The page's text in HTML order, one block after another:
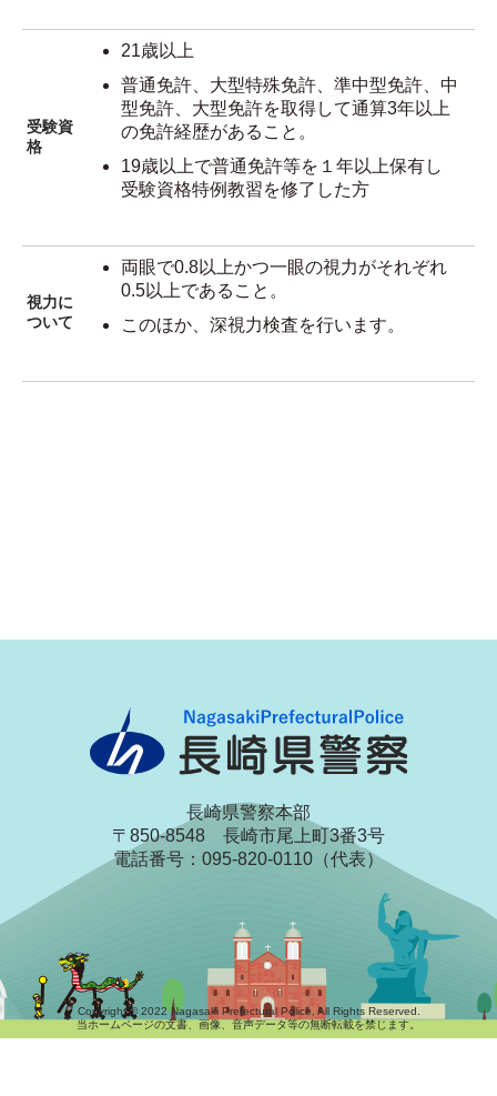
受験資
格
21歳以上
普通免許、大型特殊免許、準中型免許、中
型免許、大型免許を取得して通算3年以上
の免許経歴があること。
19歳以上で普通免許等を１年以上保有し
受験資格特例教習を修了した方
視力に
ついて
両眼で0.8以上かつ一眼の視力がそれぞれ
0.5以上であること。
このほか、深視力検査を行います。
長崎県警察本部
〒850-8548 長崎市尾上町3番3号
電話番号：095-820-0110（代表）
Copyright © 2022 Nagasaki Prefectural Police, All Rights Reserved.
当ホームページの文書、画像、音声データ等の無断転載を禁じます。